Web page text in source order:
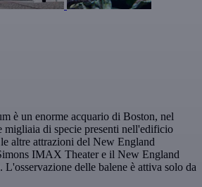
è un enorme acquario di Boston, nel
migliaia di specie presenti nell'edificio
altre attrazioni del New England
IMAX Theater e il New England
delle balene è attiva solo da